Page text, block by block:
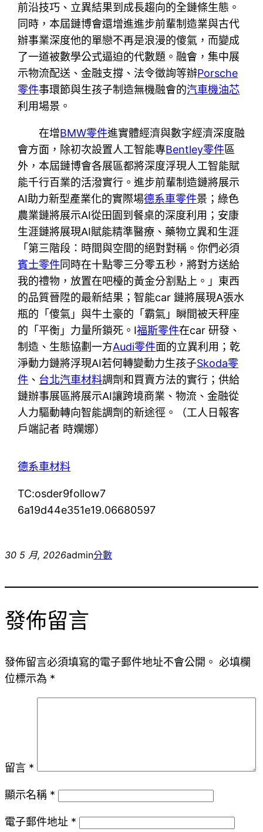
前沿技巧、立異結果到成長趨向的全鏈條生態。
同時，本屆鏈博會還增進進步前輩制造業與古代
辦事業深度他的單戀不再是浪漫的傻氣，而變成
了一道被數學公式逼迫的代數題。融會，集中展
示物流配送、金融支撐、法令徵詢等辦Porsche
零件事環節與生孩子制造無機融會的汽車機油芯
利用場景。
在增BMW零件進實體經濟與數字經濟深度融
會方面，除初次設置人工智能專Bentley零件區
外，本屆鏈博會各展區都將深度浮現人工智能賦
能千行百業的活潑實行。進步前輩制造鏈將展示
AI助力新型產業化的實際場德系車零件景；綠色
農業鏈將展示AI從田園到餐桌的深度利用；安康
生涯鏈將展現AI賦能精準醫療、藥物立異和生涯
「第三階段：時間與空間的絕對對稱。你們必須
賓士零件同時在十點零三分零五秒，將對方送給
我的禮物，放置在吧檯的黃金分割點上。」東西
的品質晉陞的最新結果；智能car 鏈將展現A張水
瓶的「傻氣」與牛土豪的「霸氣」瞬間被天秤座
的「平衡」力量所鎖死。I福斯零件在car 研發、
制造、生態協劃一方Audi零件面的立異利用；乾
淨動力鏈將浮現AI若何轉變動力生孩子Skoda零
件 、 台北汽車材料調劑和買賣方法的實行；供給
鏈辦事展區將展示AI讓跨境商業、物流、金融從
人力驅動轉向智能調劑的新途徑。（工人日報客
戶端記者 時斕娜）
德系車材料
TC:osder9follow7
6a19d44e351e19.06680597
30 5 月, 2026admin分數
發佈留言
發佈留言必須填寫的電子郵件地址不會公開。 必填欄
位標示為 *
留言 *
顯示名稱 *
電子郵件地址 *